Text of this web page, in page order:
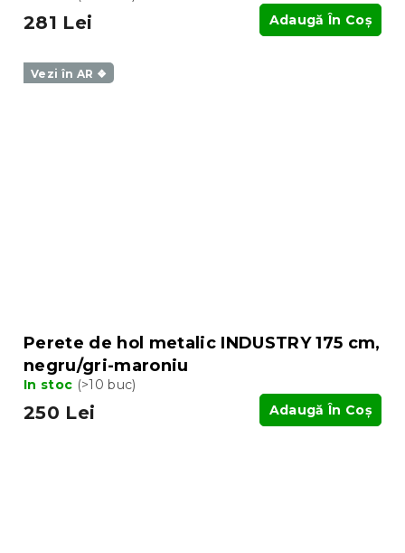
281 Lei Adaugă În Coş
Vezi în AR ❖
Perete de hol metalic INDUSTRY 175 cm,
negru/gri-maroniu
In stoc (>10 buc)
250 Lei Adaugă În Coş